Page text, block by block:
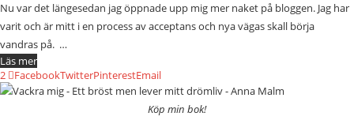
Nu var det längesedan jag öppnade upp mig mer naket på bloggen. Jag har
varit och är mitt i en process av acceptans och nya vägas skall börja
vandras på. …
Läs mer
2
FacebookTwitterPinterestEmail
Köp min bok!